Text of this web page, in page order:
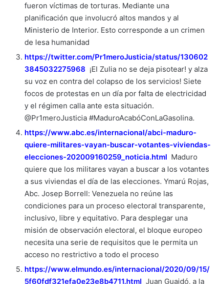
fueron víctimas de torturas. Mediante una
planificación que involucró altos mandos y al
Ministerio de Interior. Esto corresponde a un crimen
de lesa humanidad
https://twitter.com/Pr1meroJusticia/status/130602
3845032275968 ¡El Zulia no se deja pisotear! y alza
su voz en contra del colapso de los servicios! Siete
focos de protestas en un día por falta de electricidad
y el régimen calla ante esta situación.
@Pr1meroJusticia #MaduroAcabóConLaGasolina.
https://www.abc.es/internacional/abci-maduro-
quiere-militares-vayan-buscar-votantes-viviendas-
elecciones-202009160259_noticia.html Maduro
quiere que los militares vayan a buscar a los votantes
a sus viviendas el día de las elecciones. Ymarú Rojas,
Abc. Josep Borrell: Venezuela no reúne las
condiciones para un proceso electoral transparente,
inclusivo, libre y equitativo. Para desplegar una
misión de observación electoral, el bloque europeo
necesita una serie de requisitos que le permita un
acceso no restrictivo a todo el proceso
https://www.elmundo.es/internacional/2020/09/15/
5f60fdf321efa0e23e8b4711.html Juan Guaidó, a la